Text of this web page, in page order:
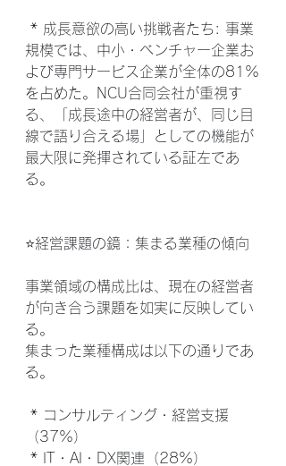
規模では、中小・ベンチャー企業お
よび専門サービス企業が全体の81%
を占めた。NCU合同会社が重視す
る、「成長途中の経営者が、同じ目
線で語り合える場」としての機能が
最大限に発揮されている証左であ
る。
⭐経営課題の鏡：集まる業種の傾向
事業領域の構成比は、現在の経営者
が向き合う課題を如実に反映してい
る。
集まった業種構成は以下の通りであ
る。
（37%）
* IT・AI・DX関連（28%）